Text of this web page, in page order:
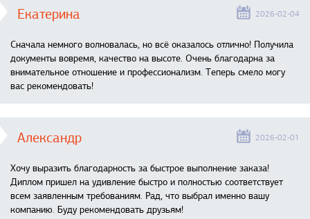
Екатерина 2026-02-04
Сначала немного волновалась, но всё оказалось отлично! Получила
документы вовремя, качество на высоте. Очень благодарна за
внимательное отношение и профессионализм. Теперь смело могу
вас рекомендовать!
Александр 2026-02-01
Хочу выразить благодарность за быстрое выполнение заказа!
Диплом пришел на удивление быстро и полностью соответствует
всем заявленным требованиям. Рад, что выбрал именно вашу
компанию. Буду рекомендовать друзьям!